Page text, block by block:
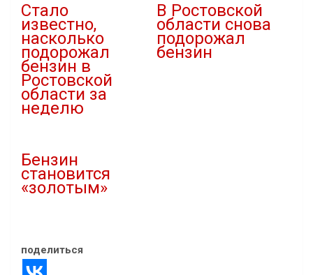
Стало
известно,
насколько
подорожал
бензин в
Ростовской
области за
неделю
В Ростовской
области снова
подорожал
бензин
Бензин
становится
«золотым»
поделиться